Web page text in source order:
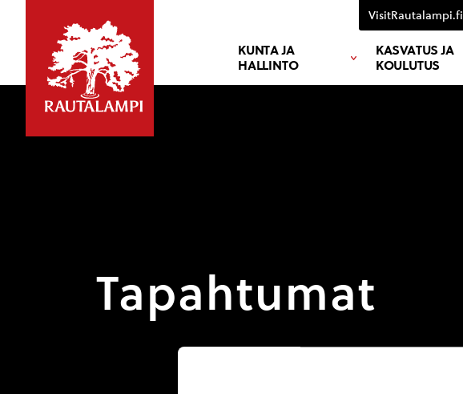
KUNTA JA
HALLINTO
KASVATUS JA
KOULUTUS
VisitRautalampi.fi
Tapahtumat